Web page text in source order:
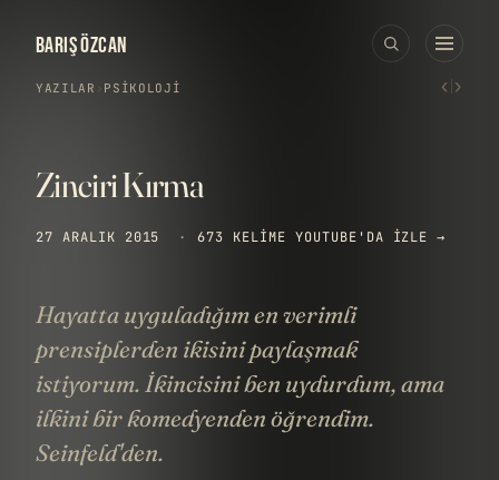
BARIŞ ÖZCAN
YAZILAR PSIKOLOJI ‹ ›
Zinciri Kırma
27 ARALIK 2015 · 673 KELIME YOUTUBE'DA IZLE →
Hayatta uyguladığım en verimli
prensiplerden ikisini paylaşmak
istiyorum. İkincisini ben uydurdum, ama
ilkini bir komedyenden öğrendim.
Seinfeld'den.